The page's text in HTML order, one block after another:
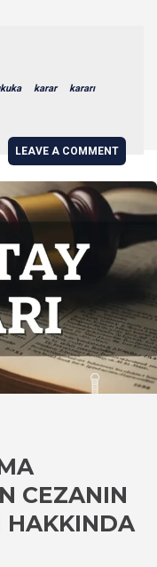
karar kararı
LEAVE A COMMENT
CEZANIN
HAKKINDA